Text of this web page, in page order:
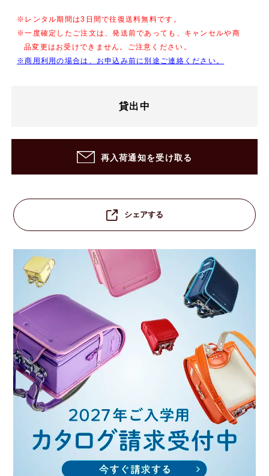
※レンタル期間は3日間で往復送料無料です。
※一度確定したご注文は、発送前であっても、キャンセルや商
品変更はお受けできません。ご注意ください。
※商用利用の場合は、お申込み前に別途ご連絡ください。
貸出中
再入荷通知を受け取る
シェアする